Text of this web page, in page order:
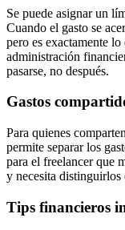
Se puede asignar un
Cuando el gasto se
pero es exactamente
administración
pasarse, no después.
Gastos
Para quienes
permite separar los
para el freelancer que
y necesita distinguirlos
Tips financieros